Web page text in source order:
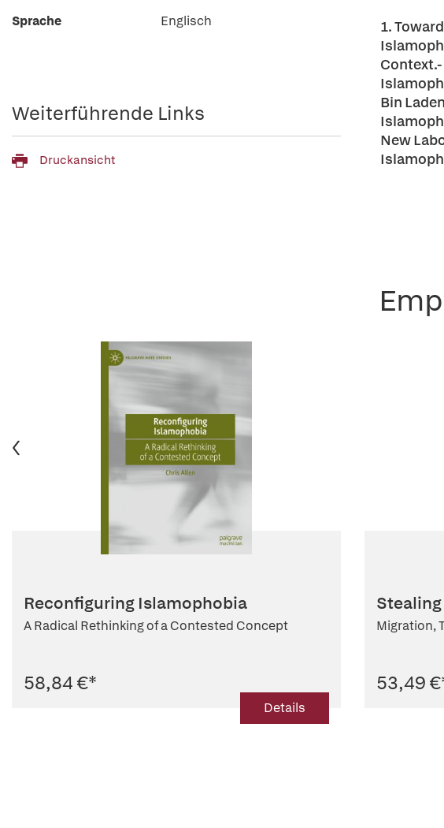
1.
Bin
New
Sprache
Englisch
Weiterführende Links
Druckansicht
Reconfiguring Islamophobia
A Radical Rethinking of a Contested Concept
58,84 €*
Details
Migration,
53,49 €